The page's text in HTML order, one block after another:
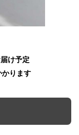
け予定
かります